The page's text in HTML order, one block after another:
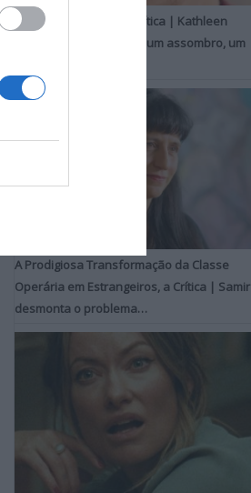
Um Toque Familiar, a Crítica | Kathleen
Chalfant é um espanto, um assombro, um
A Prodigiosa Transformação da Classe
Operária em Estrangeiros, a Crítica | Samir
desmonta o problema…